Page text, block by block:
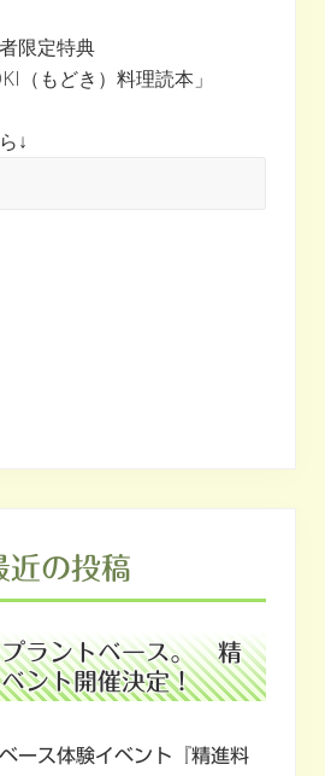
限定特典
（もどき）料理読本」
↓
近の投稿
プラントベース。 精
ント開催決定！
ース体験イベント『精進料